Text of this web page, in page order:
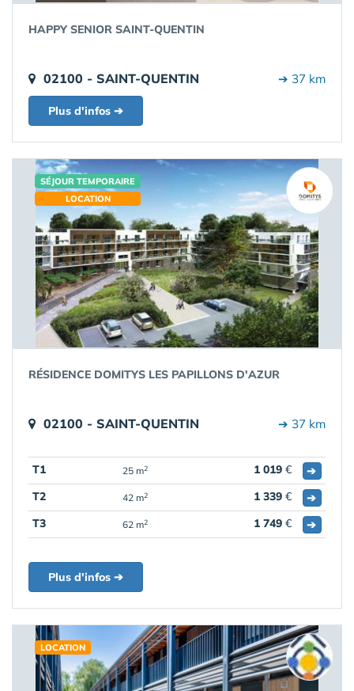
HAPPY SENIOR SAINT-QUENTIN
02100 - SAINT-QUENTIN ➔ 37 km
Plus d'infos ➔
SÉJOUR TEMPORAIRE
LOCATION
RÉSIDENCE DOMITYS LES PAPILLONS D'AZUR
02100 - SAINT-QUENTIN ➔ 37 km
T1 25 m2 1 019 €
➔
T2
42 m2 1 339 €
➔
T3
62 m2 1 749 € ➔
Plus d'infos ➔
LOCATION